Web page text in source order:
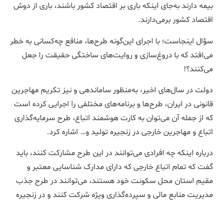
بیمه دارند به‌جای اینکه باری بر اقتصاد کشور باشند، باری از دوش
اقتصاد کشور برمی‌دارند.
سؤال اینجاست؛ با اجرای این‌گونه طرح‌ها، منافع چه‌کسانی به خطر
می‌افتد که با دروغ‌سازی و روایت‌های ساختگی حقیقت را جعل
می‌کنند؟!
دولت در سال‌های اخیر، به‌منظور ساماندهی و نیز تکریم مهاجرین
قانونی در ایران، طرح‌ها و برنامه‌های مختلفی را اجرایی کرده است
که از جمله آن می‌توان به کارت هوشمند اتباع، طرح سرمایه‌‌گذاری
اتباع و مهاجرین خارجی در زنجیره تولید و… اشاره کرد.
درباره اینکه چه افرادی می‌توانند در این طرح مشارکت کنند، باید
گفت که تمام اتباع خارجی که دارای مدارک شناسایی معتبر و
مقیم استان محل سکونت خود هستند، می‌توانند در طرح جذب
مدیریت منابع مالی و سپرده‌گذاری ویژه شرکت کنند و در زنجیره